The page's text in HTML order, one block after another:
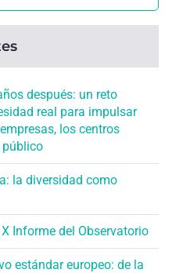
después: un reto
real para impulsar
los centros
público
la diversidad como
Informe del Observatorio
estándar europeo: de la